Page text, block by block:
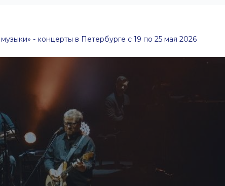
музыки» - концерты в Петербурге с 19 по 25 мая 2026